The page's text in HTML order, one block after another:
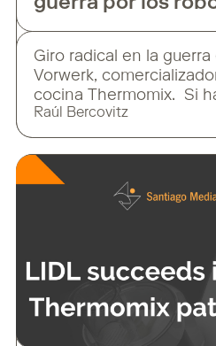
Giro radical en la
Vorwerk,
cocina Thermomix. Si
justicia le dio la razón a
de la sentencia por la
de Barcelona ha
que podrá vender de
cocina, y ha
Raúl Bercovitz